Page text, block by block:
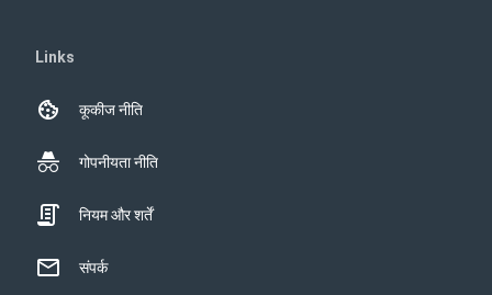
Links
कूकीज नीति
गोपनीयता नीति
नियम और शर्तें
संपर्क